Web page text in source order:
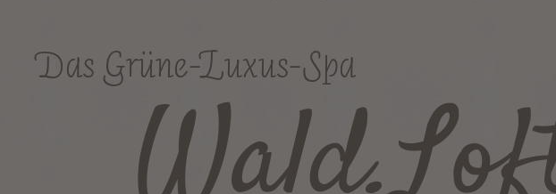
Das Grüne-Luxus-Spa